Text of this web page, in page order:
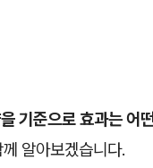
기준으로 효과는 어
알아보겠습니다.